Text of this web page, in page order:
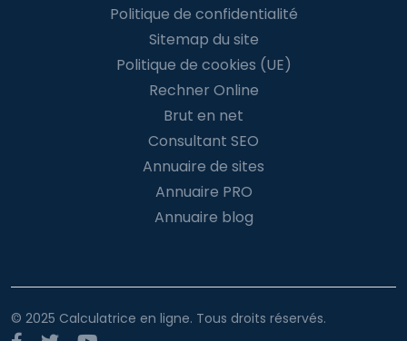
Politique de confidentialité
Sitemap du site
Politique de cookies (UE)
Rechner Online
Brut en net
Consultant SEO
Annuaire de sites
Annuaire PRO
Annuaire blog
© 2025 Calculatrice en ligne. Tous droits réservés.